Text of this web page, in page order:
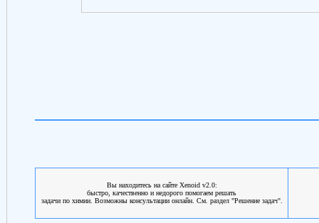
Вы находитесь на сайте Xenoid v2.0:
быстро, качественно и недорого помогаем решать
задачи по химии. Возможны консультации онлайн. См. раздел "Решение задач".